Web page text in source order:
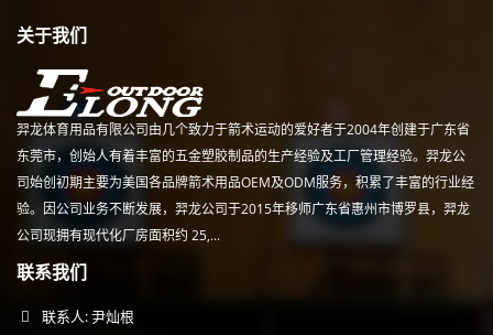
关于我们
羿龙体育用品有限公司由几个致力于箭术运动的爱好者于2004年创建于广东省
东莞市，创始人有着丰富的五金塑胶制品的生产经验及工厂管理经验。羿龙公
司始创初期主要为美国各品牌箭术用品OEM及ODM服务，积累了丰富的行业经
验。因公司业务不断发展，羿龙公司于2015年移师广东省惠州市博罗县，羿龙
公司现拥有现代化厂房面积约 25,...
联系我们
联系人: 尹灿根